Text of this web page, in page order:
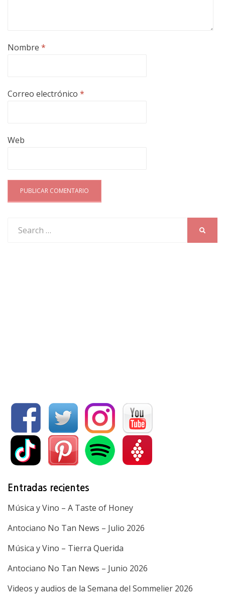
Nombre *
Correo electrónico *
Web
for:
Entradas recientes
Música y Vino – A Taste of Honey
Antociano No Tan News – Julio 2026
Música y Vino – Tierra Querida
Antociano No Tan News – Junio 2026
Videos y audios de la Semana del Sommelier 2026